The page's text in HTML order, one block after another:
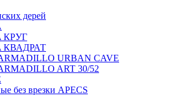
дерей
КРУГ
КВАДРАТ
URBAN CAVE
ART 30/52
без врезки APECS